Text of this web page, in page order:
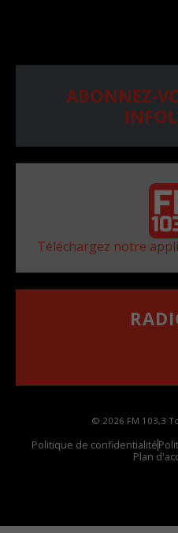
ABONNEZ-
Téléchargez notre
© 2026 FM 103,3
Politique de confidentialité
Plan